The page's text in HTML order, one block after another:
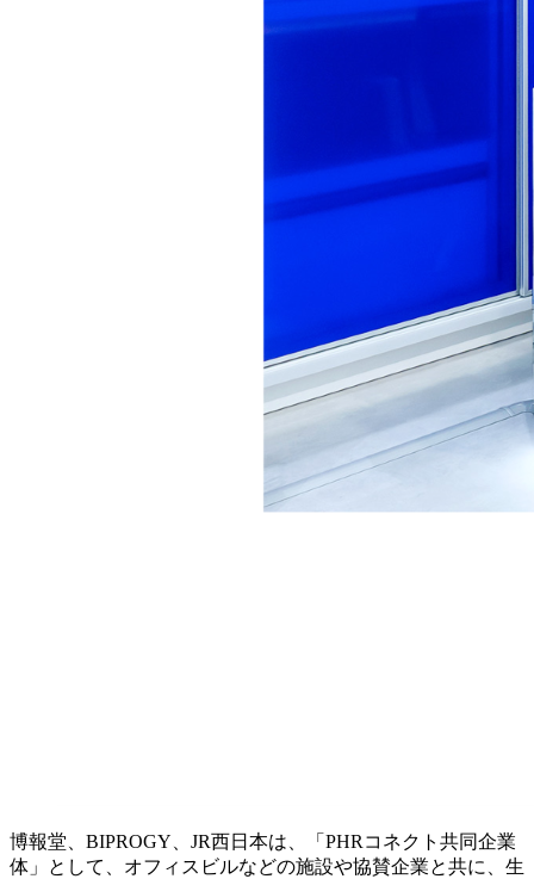
博報堂、BIPROGY、JR西日本は、「PHRコネクト共同企業
体」として、オフィスビルなどの施設や協賛企業と共に、生